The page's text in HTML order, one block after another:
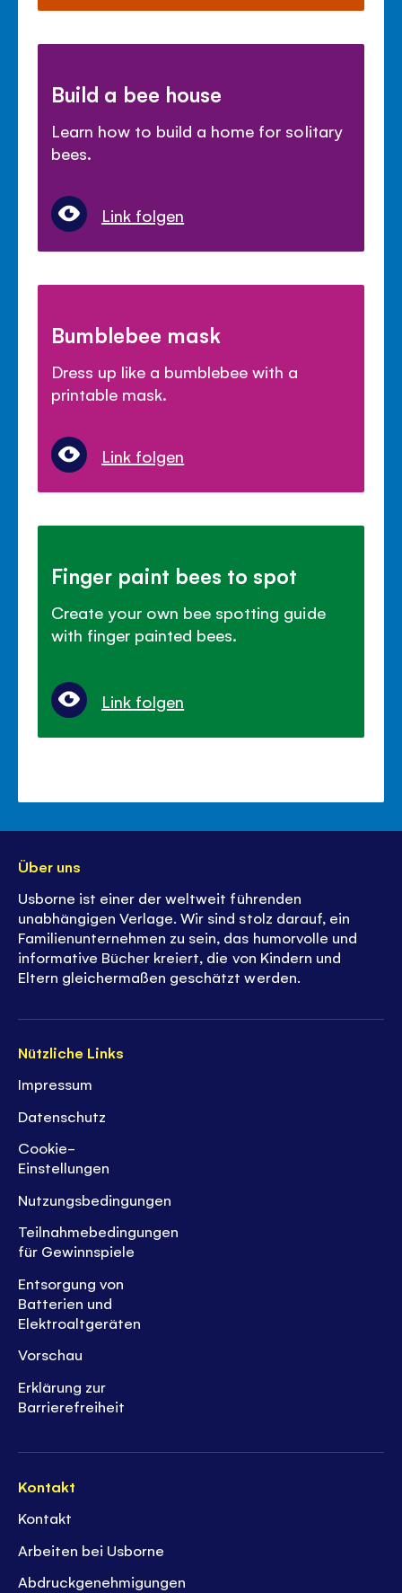
Build a bee house
Learn how to build a home for solitary
bees.
Link folgen
Bumblebee mask
Dress up like a bumblebee with a
printable mask.
Link folgen
Finger paint bees to spot
Create your own bee spotting guide
with finger painted bees.
Link folgen
Nützliche Links
Impressum
Datenschutz
Cookie-
Einstellungen
Nutzungsbedingungen
Teilnahmebedingungen
für Gewinnspiele
Entsorgung von
Batterien und
Elektroaltgeräten
Vorschau
Erklärung zur
Barrierefreiheit
Kontakt
Kontakt
Arbeiten bei Usborne
Abdruckgenehmigungen
Über uns
Usborne ist einer der weltweit führenden
unabhängigen Verlage. Wir sind stolz darauf, ein
Familienunternehmen zu sein, das humorvolle und
informative Bücher kreiert, die von Kindern und
Eltern gleichermaßen geschätzt werden.